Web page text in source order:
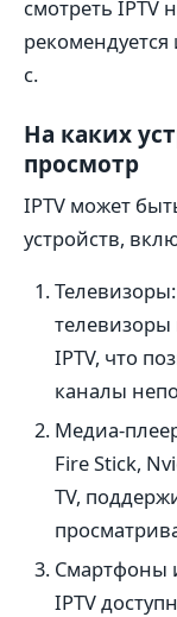
смотреть IPTV
с.
На каких
просмотр
IPTV может
устройств,
IPTV, что
каналы
Медиа-
Fire Stick,
TV,
Смартфоны
IPTV